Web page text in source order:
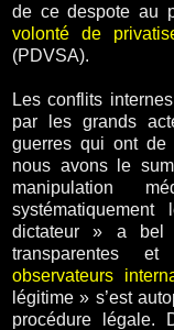
de ce despote au
volonté de
(PDVSA).
Les conflits
par les grands
guerres qui ont de
nous avons le
manipulation
dictateur » a bel
transparentes
observateurs
légitime » s’est
procédure légale.